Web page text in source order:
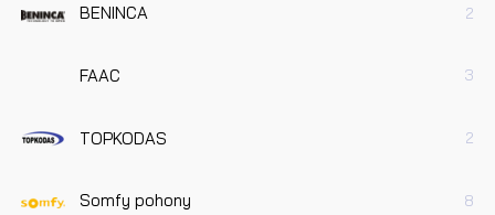
BENINCA 2
FAAC 3
TOPKODAS 2
Somfy pohony 8